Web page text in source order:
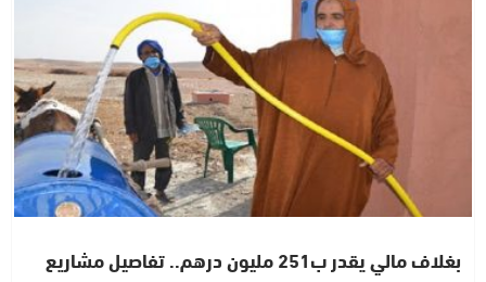
بغلاف مالي يقدر ب251 مليون درهم.. تفاصيل مشاريع